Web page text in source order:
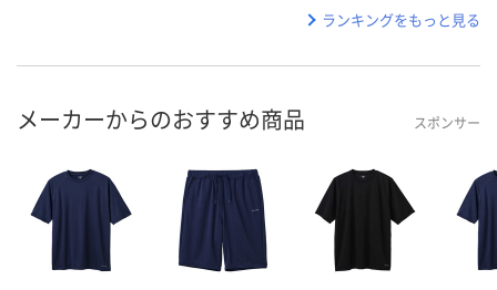
ランキングをもっと見る
メーカーからのおすすめ商品 スポンサー